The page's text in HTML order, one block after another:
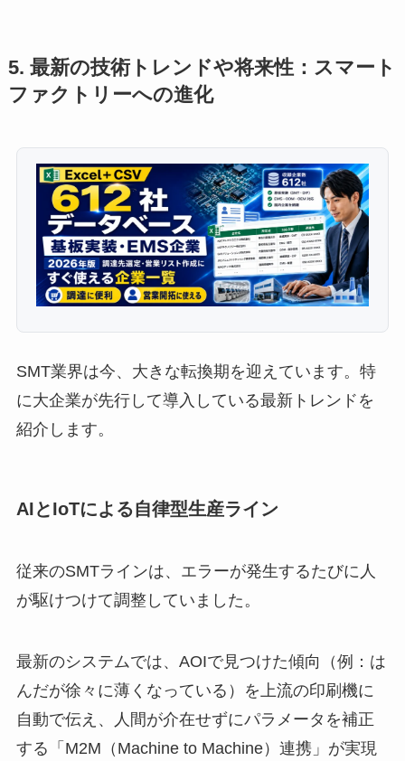
5. 最新の技術トレンドや将来性：スマート
ファクトリーへの進化
SMT業界は今、大きな転換期を迎えています。特
に大企業が先行して導入している最新トレンドを
紹介します。
AIとIoTによる自律型生産ライン
従来のSMTラインは、エラーが発生するたびに人
が駆けつけて調整していました。
最新のシステムでは、AOIで見つけた傾向（例：は
んだが徐々に薄くなっている）を上流の印刷機に
自動で伝え、人間が介在せずにパラメータを補正
する「M2M（Machine to Machine）連携」が実現